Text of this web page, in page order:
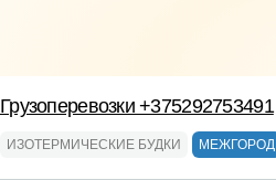
Грузоперевозки +375292753491
ИЗОТЕРМИЧЕСКИЕ БУДКИ МЕЖГОРОД